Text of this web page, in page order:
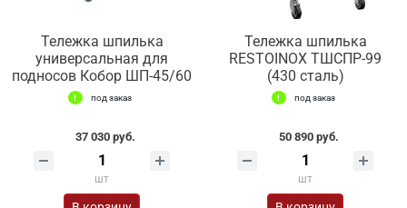
Тележка шпилька
универсальная для
подносов Кобор ШП-45/60
под заказ
37 030 руб.
шт
Тележка шпилька
RESTOINOX ТШСПР-99
(430 сталь)
под заказ
50 890 руб.
шт